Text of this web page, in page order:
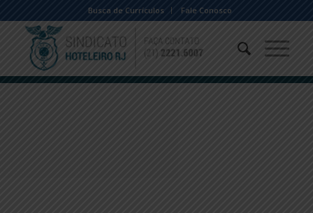
Busca de Currículos Fale Conosco